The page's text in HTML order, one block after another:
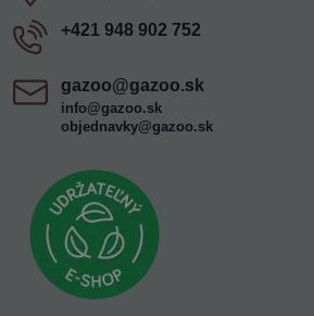
+421 948 902 752
gazoo​@gazoo​.sk
info@gazoo.sk
objednavky@gazoo.sk